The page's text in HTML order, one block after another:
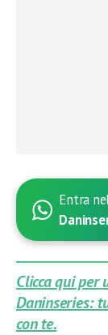
Entra
Clicca qui
Daninseries:
con te.